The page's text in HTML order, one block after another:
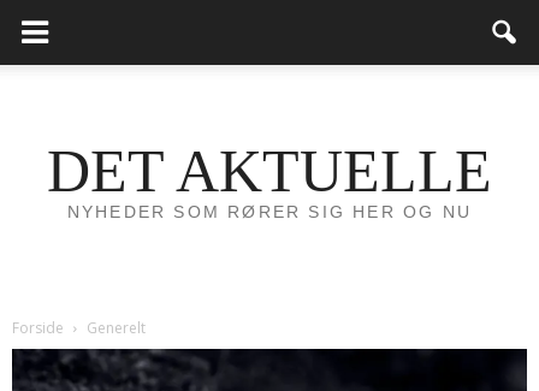
DET AKTUELLE
NYHEDER SOM RØRER SIG HER OG NU
Forside Generelt